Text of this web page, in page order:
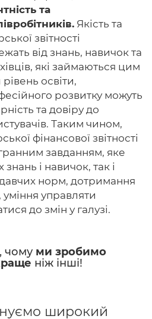
та
Якість та
звітності
від знань, навичок та
які займаються цим
освіти,
розвитку можуть
та довіру до
Таким чином,
фінансової звітності
завданням, яке
і навичок, так і
норм, дотримання
управляти
до змін у галузі.
чому ми зробимо
ніж інші!
широкий